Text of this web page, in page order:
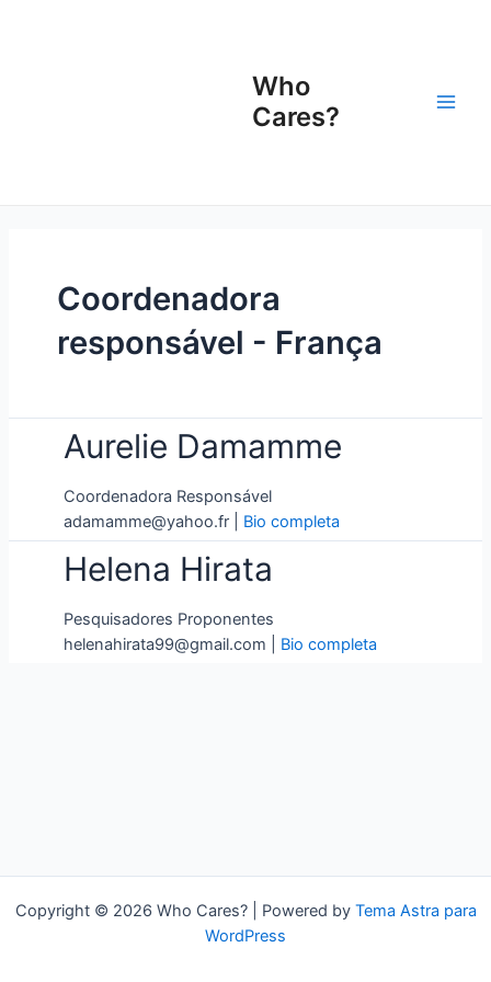
Who
Cares?
Coordenadora
responsável - França
Aurelie Damamme
Coordenadora Responsável
adamamme@yahoo.fr | Bio completa
Helena Hirata
Pesquisadores Proponentes
helenahirata99@gmail.com | Bio completa
Copyright © 2026 Who Cares? | Powered by Tema Astra para
WordPress